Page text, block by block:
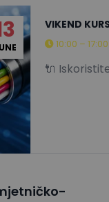
VIKEND
10:00 –
🔌